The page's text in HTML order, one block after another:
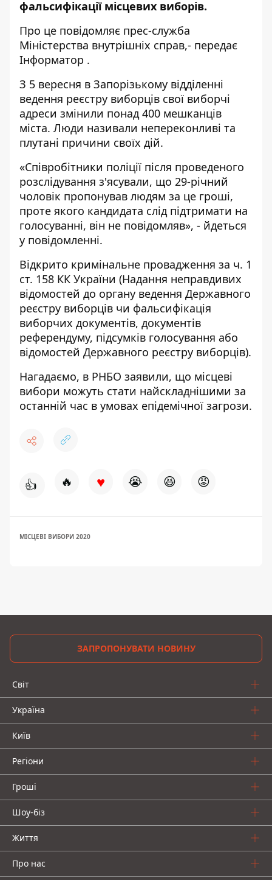
фальсифікації місцевих виборів.
Про це повідомляє прес-служба
Міністерства внутрішніх справ,- передає
Інформатор .
З 5 вересня в Запорізькому відділенні
ведення реєстру виборців свої виборчі
адреси змінили понад 400 мешканців
міста. Люди називали непереконливі та
плутані причини своїх дій.
«Співробітники поліції після проведеного
розслідування з'ясували, що 29-річний
чоловік пропонував людям за це гроші,
проте якого кандидата слід підтримати на
голосуванні, він не повідомляв», - йдеться
у повідомленні.
Відкрито кримінальне провадження за ч. 1
ст. 158 КК України (Надання неправдивих
відомостей до органу ведення Державного
реєстру виборців чи фальсифікація
виборчих документів, документів
референдуму, підсумків голосування або
відомостей Державного реєстру виборців).
Нагадаємо, в РНБО заявили, що місцеві
вибори можуть стати найскладнішими за
останній час в умовах епідемічної загрози.
👍 🔥 ♥ 😭 😆 😡
МІСЦЕВІ ВИБОРИ 2020
ЗАПРОПОНУВАТИ НОВИНУ
Світ
Україна
Київ
Регіони
Гроші
Шоу-біз
Життя
Про нас